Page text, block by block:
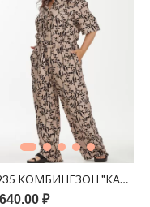
КОМБИНЕЗОН
₽